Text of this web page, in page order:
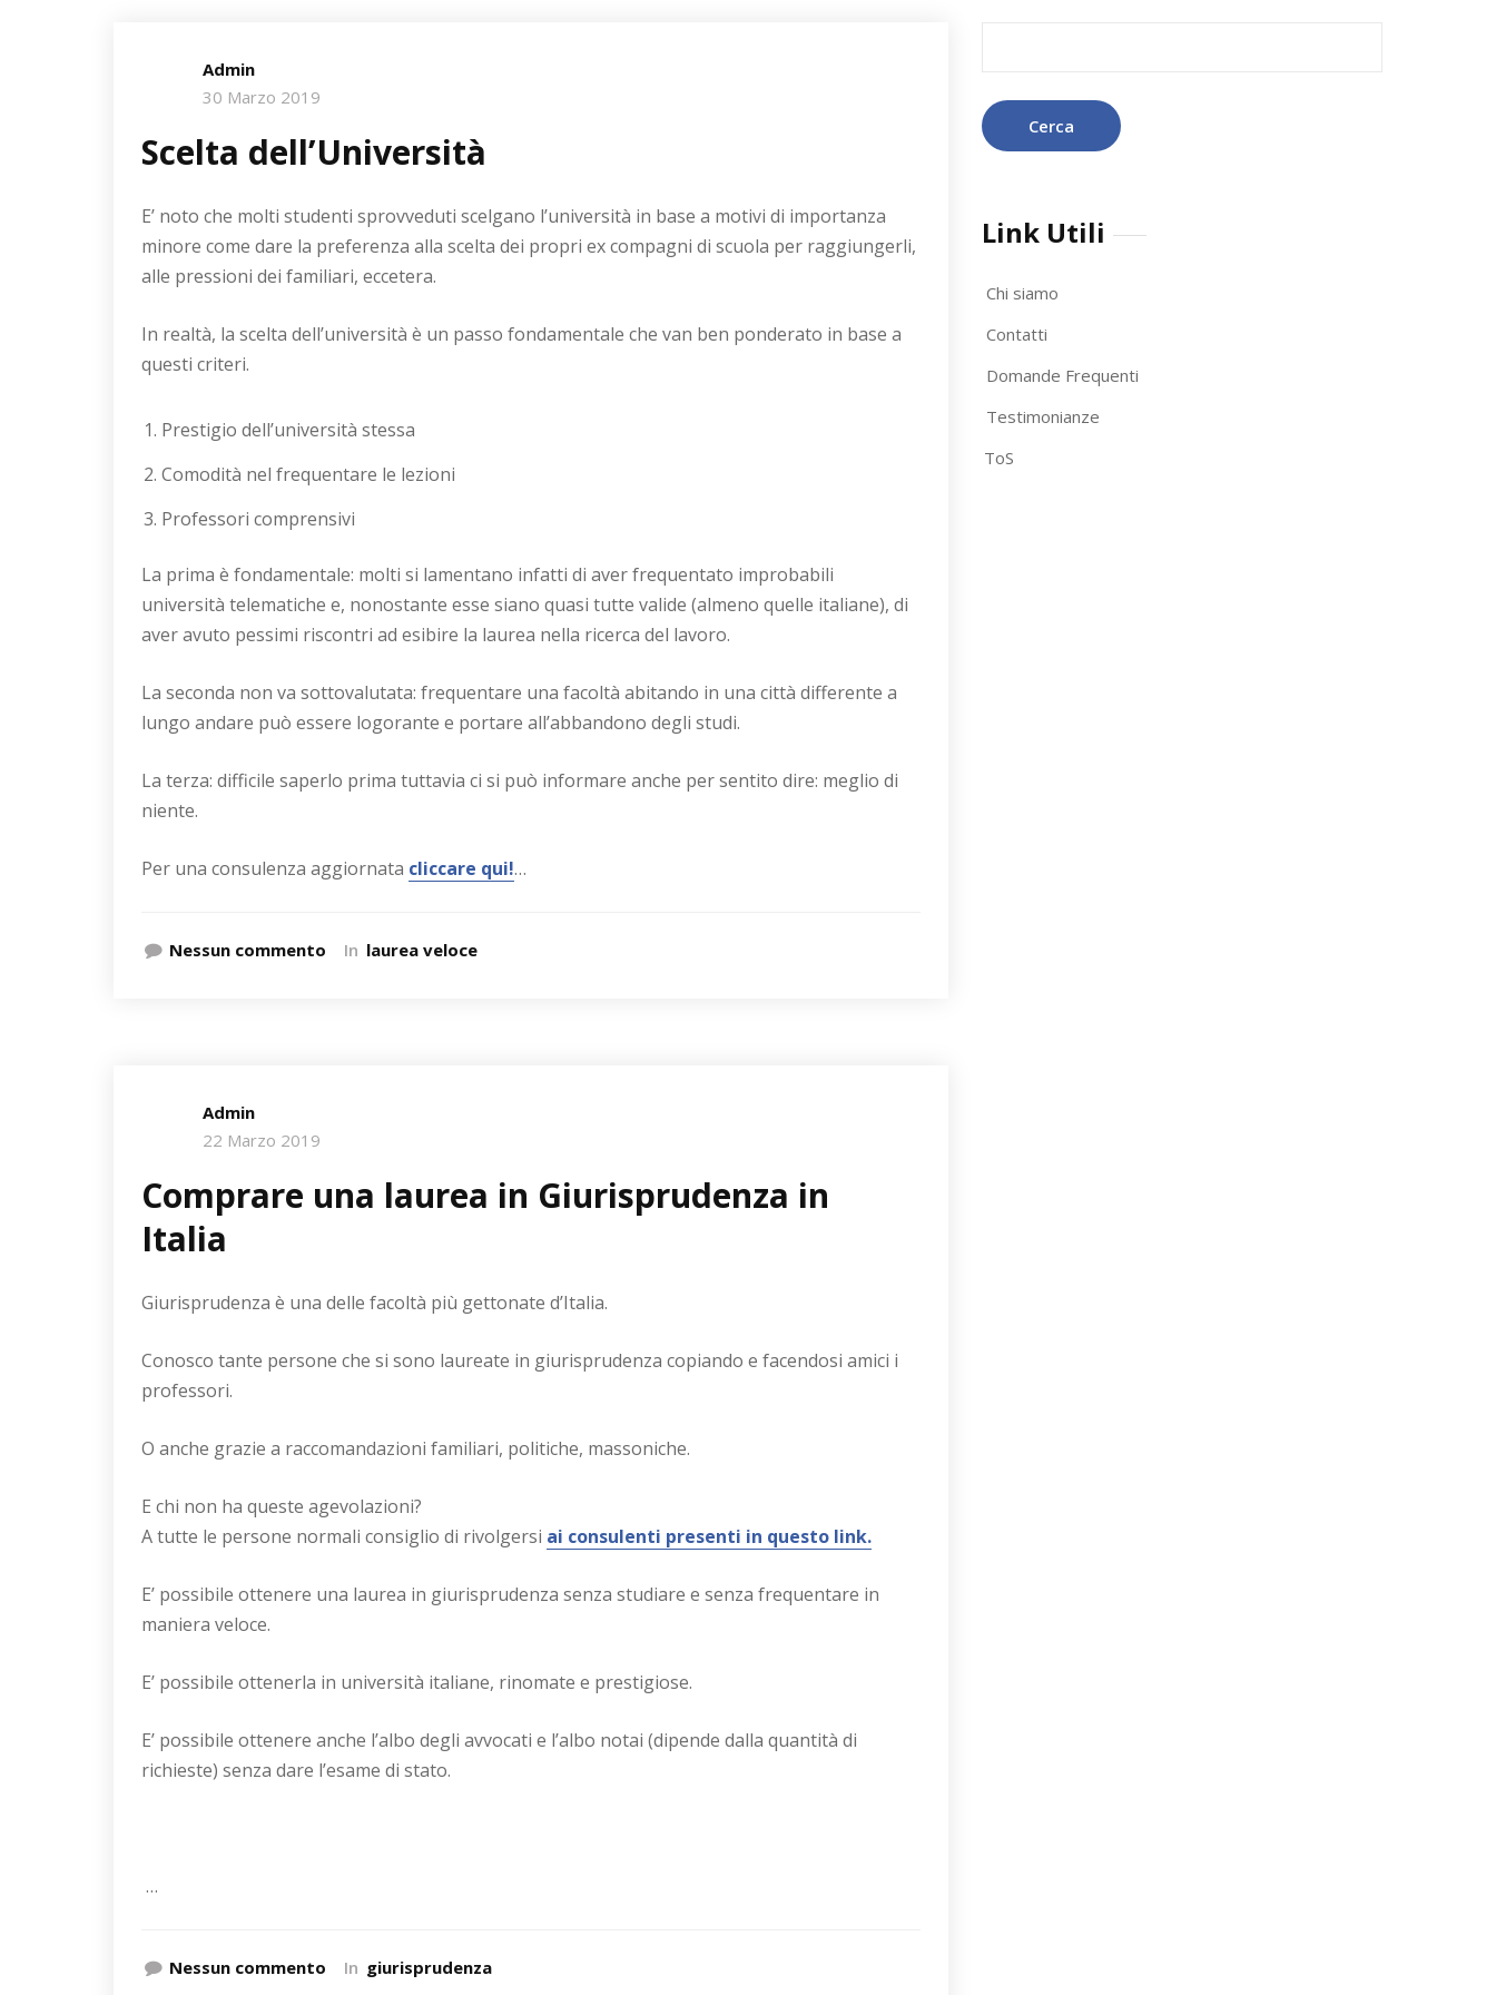
Admin
30 Marzo 2019
Scelta dell’Università
E’ noto che molti studenti sprovveduti scelgano l’università in base a motivi di importanza
minore come dare la preferenza alla scelta dei propri ex compagni di scuola per raggiungerli,
alle pressioni dei familiari, eccetera.
In realtà, la scelta dell’università è un passo fondamentale che van ben ponderato in base a
questi criteri.
Prestigio dell’università stessa
Comodità nel frequentare le lezioni
Professori comprensivi
La prima è fondamentale: molti si lamentano infatti di aver frequentato improbabili
università telematiche e, nonostante esse siano quasi tutte valide (almeno quelle italiane), di
aver avuto pessimi riscontri ad esibire la laurea nella ricerca del lavoro.
La seconda non va sottovalutata: frequentare una facoltà abitando in una città differente a
lungo andare può essere logorante e portare all’abbandono degli studi.
La terza: difficile saperlo prima tuttavia ci si può informare anche per sentito dire: meglio di
niente.
Per una consulenza aggiornata cliccare qui!…
Nessun commento In laurea veloce
Admin
22 Marzo 2019
Comprare una laurea in Giurisprudenza in
Italia
Giurisprudenza è una delle facoltà più gettonate d’Italia.
Conosco tante persone che si sono laureate in giurisprudenza copiando e facendosi amici i
professori.
O anche grazie a raccomandazioni familiari, politiche, massoniche.
E chi non ha queste agevolazioni?
A tutte le persone normali consiglio di rivolgersi ai consulenti presenti in questo link.
E’ possibile ottenere una laurea in giurisprudenza senza studiare e senza frequentare in
maniera veloce.
E’ possibile ottenerla in università italiane, rinomate e prestigiose.
E’ possibile ottenere anche l’albo degli avvocati e l’albo notai (dipende dalla quantità di
richieste) senza dare l’esame di stato.
…
Nessun commento In giurisprudenza
Link Utili
Chi siamo
Contatti
Domande Frequenti
Testimonianze
ToS